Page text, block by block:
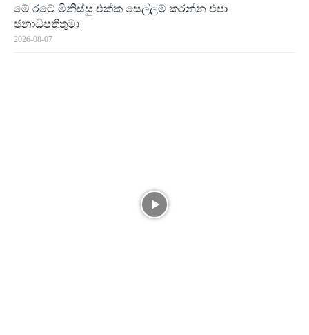
මේ රටේ මිනිස්සු එක්ක සෙල්ලම් කරන්න එපා
ජනාධිපතිතුමා
2026-08-07